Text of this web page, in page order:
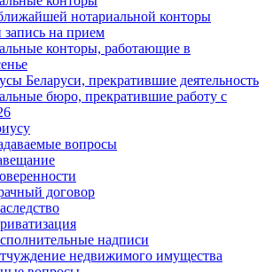
нотариальной конторы
на прием
конторы, работающие в
Беларуси, прекратившие деятельность
бюро, прекратившие работу с
вопросы
договор
надписи
недвижимого имущества